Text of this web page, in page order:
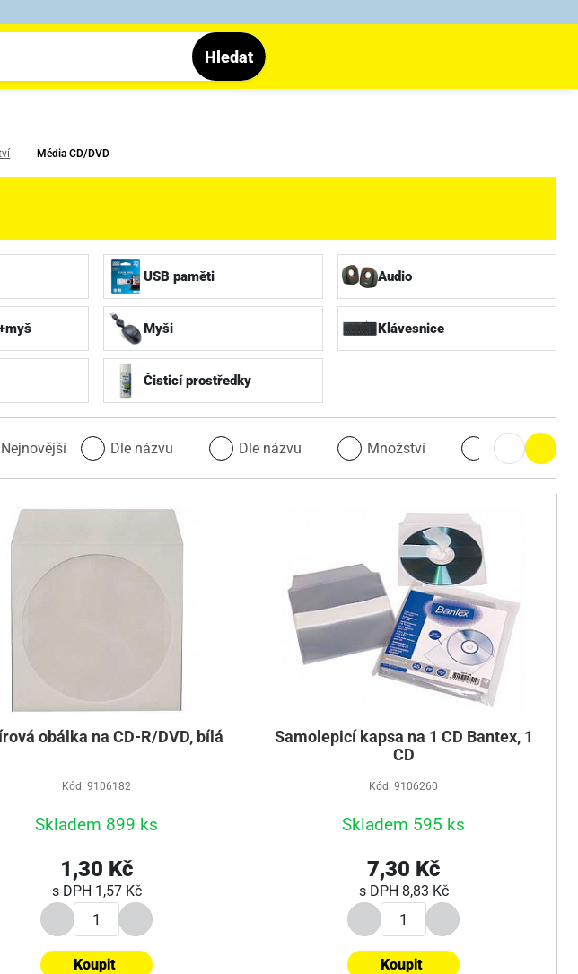
Hledat
Média CD/DVD
USB paměti Audio
Myši Klávesnice
Čisticí prostředky
Nejnovější Dle názvu Dle názvu Množství Množství
obálka na CD-R/DVD, bílá
Kód: 9106182
Skladem 899 ks
1,30 Kč
s DPH 1,57 Kč
Koupit
Samolepicí kapsa na 1 CD Bantex, 1
CD
Kód: 9106260
Skladem 595 ks
7,30 Kč
s DPH 8,83 Kč
Koupit